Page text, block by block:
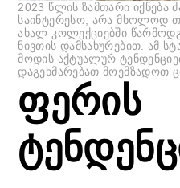
2023 წლის ზამთარი იქნება
საინტერესო, არა მხოლოდ
ახალ კოლექციებში
ნივთის დამსახურებით. ამ
მოდის აქტუალურ
დაგეხმარებათ მოემზადოთ
ფერის